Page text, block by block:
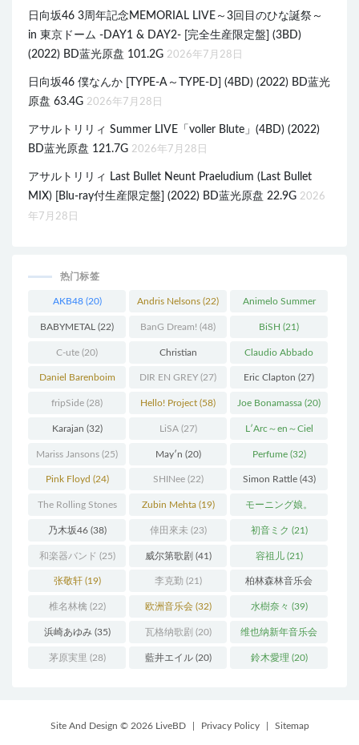
日向坂46 3周年記念MEMORIAL LIVE～3回目のひな誕祭～
in 東京ドーム -DAY1 & DAY2- [完全生産限定盤] (3BD)
(2022) BD蓝光原盘 101.2G 2026年7月28日
日向坂46 僕なんか [TYPE-A～TYPE-D] (4BD) (2022) BD蓝光
原盘 63.4G 2026年7月28日
アサルトリリィ Summer LIVE「voller Blute」(4BD) (2022)
BD蓝光原盘 121.7G 2026年7月28日
アサルトリリィ Last Bullet Neunt Praeludium (Last Bullet
MIX) [Blu-ray付生産限定盤] (2022) BD蓝光原盘 22.9G 2026
年7月28日
热门标签
AKB48(20) Andris Nelsons (22) Animelo Summer
Live (34)
BABYMETAL (22) BanG Dream! (48) BiSH (21)
C-ute (20) Christian
Thielemann(36)
Claudio Abbado
(25)
Daniel Barenboim
(37)
DIR EN GREY (27) Eric Clapton (27)
fripSide (28) Hello! Project (58) Joe Bonamassa (20)
Karajan (32) LiSA(27) L′Arc～en～Ciel
(41)
Mariss Jansons (25) May′n (20) Perfume(32)
Pink Floyd (24) SHINee(22) Simon Rattle(43)
The Rolling Stones
(30)
Zubin Mehta(19) モーニング娘。
(27)
乃木坂46(38) 倖田來未 (23) 初音ミク (21)
和楽器バンド (25) 威尔第歌剧 (41) 容祖儿(21)
张敬轩(19) 李克勤 (21) 柏林森林音乐会
(22)
椎名林檎 (22) 欧洲音乐会(32) 水樹奈々 (39)
浜崎あゆみ(35) 瓦格纳歌剧 (20) 维也纳新年音乐会
(19)
茅原実里 (28) 藍井エイル(20) 鈴木愛理 (20)
Site And Design © 2026 LiveBD Privacy Policy Sitemap